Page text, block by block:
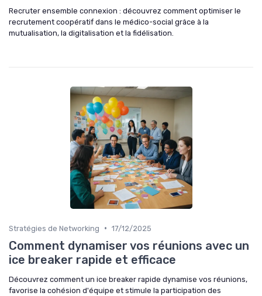
Recruter ensemble connexion : découvrez comment optimiser le
recrutement coopératif dans le médico-social grâce à la
mutualisation, la digitalisation et la fidélisation.
Stratégies de Networking • 17/12/2025
Comment dynamiser vos réunions avec un
ice breaker rapide et efficace
Découvrez comment un ice breaker rapide dynamise vos réunions,
favorise la cohésion d'équipe et stimule la participation des